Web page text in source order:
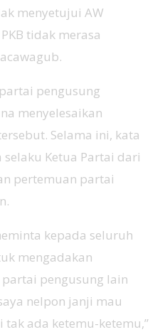
menyetujui AW
tidak merasa
pengusung
menyelesaikan
Selama ini, kata
Ketua Partai dari
pertemuan partai
kepada seluruh
mengadakan
pengusung lain
nelpon janji mau
ada ketemu-ketemu,”